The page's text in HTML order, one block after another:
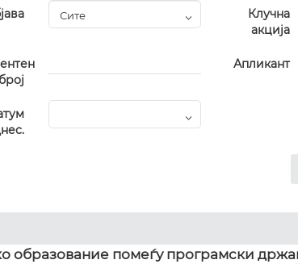
Клучна
акција
број
Апликант
образование помеѓу програмски